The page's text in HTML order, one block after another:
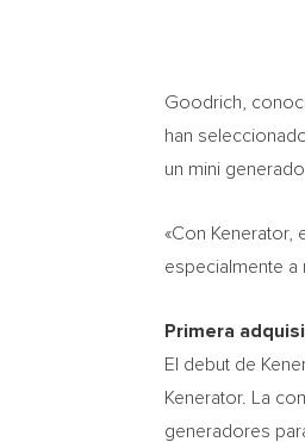
Goodrich,
han
un mini
«Con Kenerator,
especialmente a
Primera
El debut de
Kenerator. La
generadores